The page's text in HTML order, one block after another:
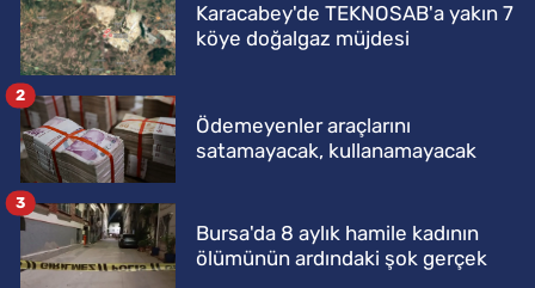
Karacabey'de TEKNOSAB'a yakın 7
köye doğalgaz müjdesi
Ödemeyenler araçlarını
satamayacak, kullanamayacak
2
Bursa'da 8 aylık hamile kadının
ölümünün ardındaki şok gerçek
3